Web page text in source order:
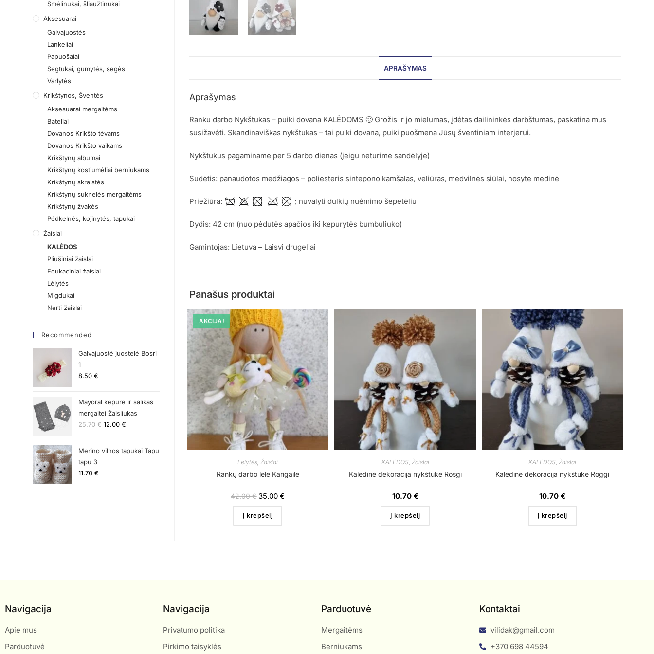
APRAŠYMAS
Aprašymas
Ranku darbo Nykštukas – puiki dovana KALĖDOMS 🙂 Grožis ir jo mielumas, įdėtas dailininkės darbštumas, paskatina mus
susižavėti. Skandinaviškas nykštukas – tai puiki dovana, puiki puošmena Jūsų šventiniam interjerui.
Nykštukus pagaminame per 5 darbo dienas (jeigu neturime sandėlyje)
Sudėtis: panaudotos medžiagos – poliesteris sintepono kamšalas, veliūras, medvilnės siūlai, nosyte medinė
Priežiūra: ; nuvalyti dulkių nuėmimo šepetėliu
Dydis: 42 cm (nuo pėdutės apačios iki kepurytės bumbuliuko)
Gamintojas: Lietuva – Laisvi drugeliai
Panašūs produktai
AKCIJA!
Lėlytės Žaislai
Rankų darbo lėlė Karigailė
42.00€ 35.00€
Į krepšelį
KALĖDOS Žaislai
Kalėdinė dekoracija nykštukė Rosgi
10.70 €
Į krepšelį
KALĖDOS Žaislai
Kalėdinė dekoracija nykštukė Roggi
10.70€
Į krepšelį
Smėlinukai, šliaužtinukai
Aksesuarai
Galvajuostės
Lankeliai
Papuošalai
Segtukai, gumytės, segės
Varlytės
Krikštynos, Šventės
Aksesuarai mergaitėms
Bateliai
Dovanos Krikšto tėvams
Dovanos Krikšto vaikams
Krikštynų albumai
Krikštynų kostiumėliai berniukams
Krikštynų skraistės
Krikštynų suknelės mergaitėms
Krikštynų žvakės
Pėdkelnės, kojinytės, tapukai
Žaislai
KALĖDOS
Pliušiniai žaislai
Edukaciniai žaislai
Lėlytės
Migdukai
Nerti žaislai
Recommended
Galvajuostė juostelė Bosri
1
8.50€
Mayoral kepurė ir šalikas
mergaitei Žaisliukas
25.70€ 12.00€
Merino vilnos tapukai Tapu
tapu 3
11.70€
Navigacija
Apie mus
Parduotuvė
Navigacija
Privatumo politika
Pirkimo taisyklės
Parduotuvė
Mergaitėms
Berniukams
Kontaktai
vilidak@gmail.com
+370 698 44594